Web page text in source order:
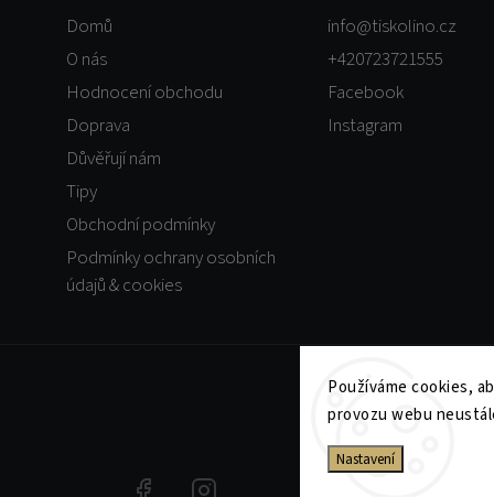
Používáme cookies,
provozu webu
Nastavení
Domů
O nás
Hodnocení obchodu
Doprava
Důvěřují nám
Tipy
Obchodní podmínky
Podmínky ochrany osobních
údajů & cookies
info@tiskolino.cz
+420723721555
Facebook
Instagram
+420723721555
Facebook